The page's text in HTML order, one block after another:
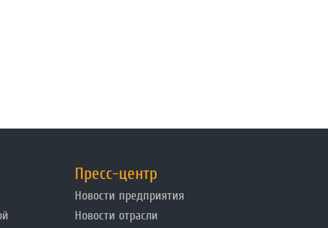
Пресс-центр
Новости предприятия
Новости отрасли